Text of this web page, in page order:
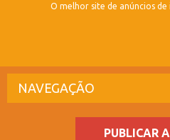
O melhor site de anúncios
NAVEGAÇÃO
PUBLICAR